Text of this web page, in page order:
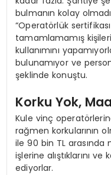
bulmanın kolay
“Operatörlük
tamamlamamış
kullanımını
bulunamıyor ve
şeklinde konuştu.
Korku Yok,
Kule vinç
rağmen korkularının
ile 90 bin TL
işlerine alıştıklarını ve
ediyorlar.